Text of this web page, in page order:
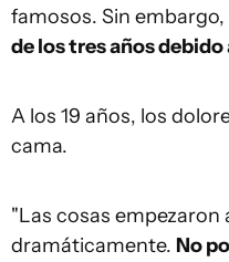
famosos. Sin embargo,
de los tres años debido
A los 19 años, los
cama.
"Las cosas empezaron
dramáticamente. No